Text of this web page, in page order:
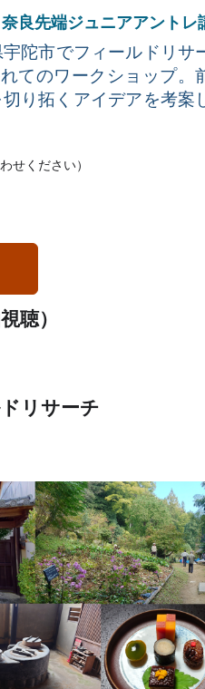
奈良先端ジュニアアントレ
陀市でフィールドリサ
てのワークショップ。
り拓くアイデアを考案
せください）
聴）
リサーチ